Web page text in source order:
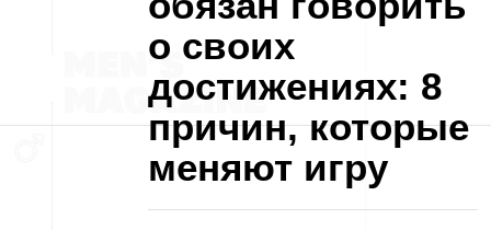
о своих
достижениях: 8
причин, которые
меняют игру